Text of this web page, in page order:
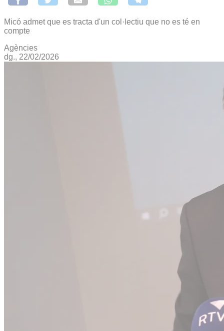
Micó admet que es tracta d'un col·lectiu que no es té en
compte
Agències
dg., 22/02/2026